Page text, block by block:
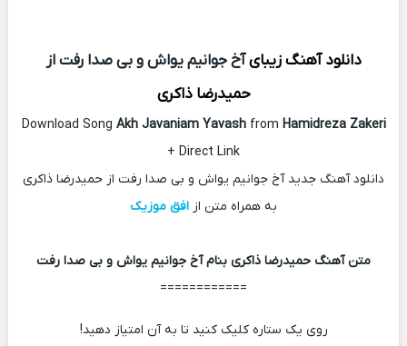
دانلود آهنگ زیبای آخ جوانیم یواش و بی صدا رفت از
حمیدرضا ذاکری
Download Song Akh Javaniam Yavashfrom Hamidreza Zakeri
+ Direct Link
دانلود آهنگ جدید آخ جوانیم یواش و بی صدا رفت از حمیدرضا ذاکری
به همراه متن از افق موزیک
متن آهنگ حمیدرضا ذاکری بنام آخ جوانیم یواش و بی صدا رفت
============
روی یک ستاره کلیک کنید تا به آن امتیاز دهید!